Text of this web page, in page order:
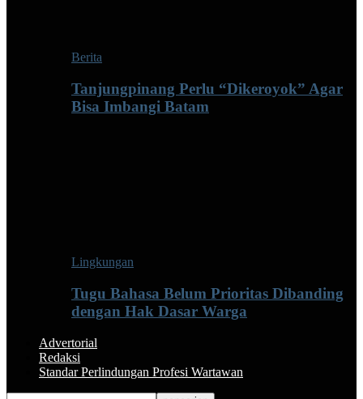
Berita
Tanjungpinang Perlu “Dikeroyok” Agar
Bisa Imbangi Batam
Lingkungan
Tugu Bahasa Belum Prioritas Dibanding
dengan Hak Dasar Warga
Advertorial
Redaksi
Standar Perlindungan Profesi Wartawan